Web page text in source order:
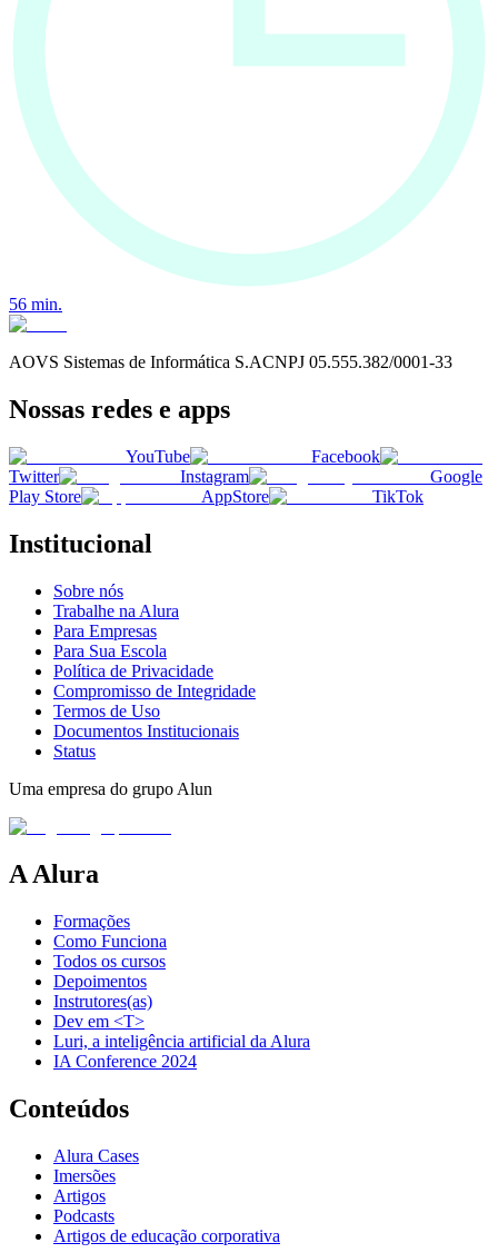
56 min.
AOVS Sistemas de Informática S.ACNPJ 05.555.382/0001-33
Nossas redes e apps
YouTube
Facebook
Twitter
Instagram
Google
Play Store
AppStore TikTok
Institucional
Sobre nós
Trabalhe na Alura
Para Empresas
Para Sua Escola
Política de Privacidade
Compromisso de Integridade
Termos de Uso
Documentos Institucionais
Status
Uma empresa do grupo Alun
A Alura
Formações
Como Funciona
Todos os cursos
Depoimentos
Instrutores(as)
Dev em <T>
Luri, a inteligência artificial da Alura
IA Conference 2024
Conteúdos
Alura Cases
Imersões
Artigos
Podcasts
Artigos de educação corporativa